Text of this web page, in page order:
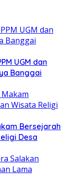
UGM dan
Banggai
Bersejarah
Desa